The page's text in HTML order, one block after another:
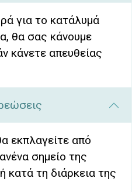
για το κατάλυμά
θα σας κάνουμε
κάνετε απευθείας
εκπλαγείτε από
σημείο της
κατά τη διάρκεια της